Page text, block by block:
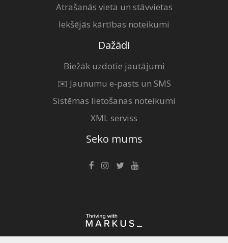
Atrašanās vieta un stāvvietas
Iekšējās kārtības noteikumi
Dažādi
Biežāk uzdotie jautājumi
✉️ Jaunumu e-pasts un SMS
Sistēmas lietošanas noteikumi
XML serviss
Seko mums